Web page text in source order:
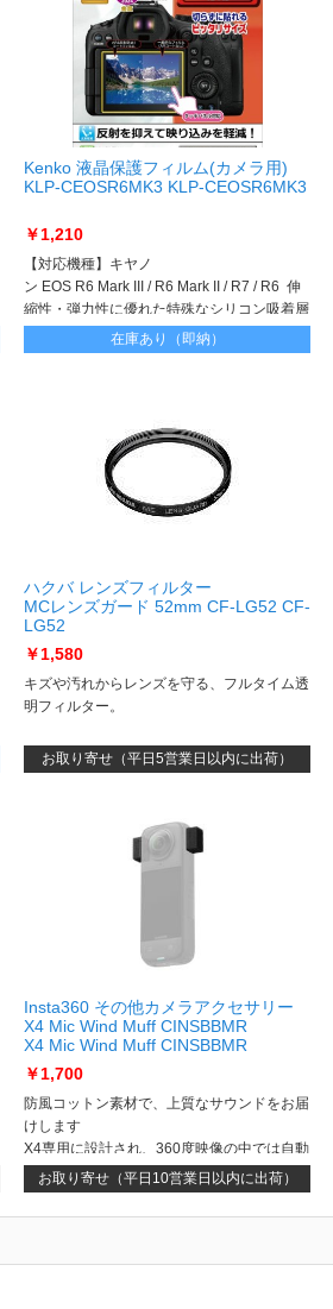
Kenko 液晶保護フィルム(カメラ用)
KLP-CEOSR6MK3 KLP-CEOSR6MK3
￥1,210
【対応機種】キヤノ
ン EOS R6 Mark III / R6 Mark II / R7 / R6 伸
縮性・弾力性に優れた特殊なシリコン吸着層
が、貼る際に気泡を入りにくくし、残った気
泡も時間と共に分散され見えなくなります
在庫あり（即納）
ハクバ レンズフィルター
MCレンズガード 52mm CF-LG52 CF-
LG52
￥1,580
キズや汚れからレンズを守る、フルタイム透
明フィルター。
お取り寄せ（平日5営業日以内に出荷）
Insta360 その他カメラアクセサリー
X4 Mic Wind Muff CINSBBMR
X4 Mic Wind Muff CINSBBMR
￥1,700
防風コットン素材で、上質なサウンドをお届
けします
X4専用に設計され、360度映像の中では自動
的に消えます
お取り寄せ（平日10営業日以内に出荷）